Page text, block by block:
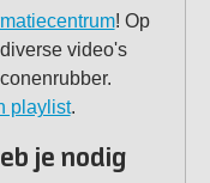
! Op
video's
playlist.
je nodig